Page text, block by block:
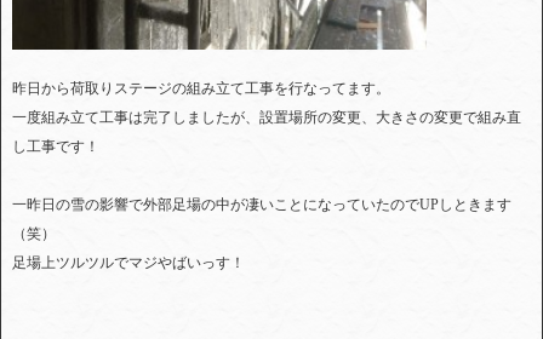
昨日から荷取りステージの組み立て工事を行なってます。
一度組み立て工事は完了しましたが、設置場所の変更、大きさの変更で組み直
し工事です！
一昨日の雪の影響で外部足場の中が凄いことになっていたのでUPしときます
（笑）
足場上ツルツルでマジやばいっす！